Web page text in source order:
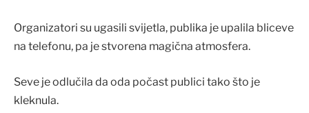
Organizatori su ugasili svijetla, publika je upalila bliceve
na telefonu, pa je stvorena magična atmosfera.
Seve je odlučila da oda počast publici tako što je
kleknula.